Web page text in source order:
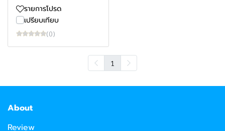
รายการโปรด
เปรียบเทียบ
(0)
1
About
Review